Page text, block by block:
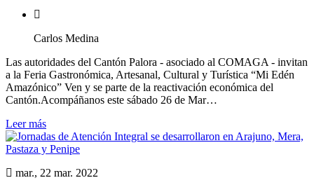
Carlos Medina
Las autoridades del Cantón Palora - asociado al COMAGA - invitan
a la Feria Gastronómica, Artesanal, Cultural y Turística “Mi Edén
Amazónico” Ven y se parte de la reactivación económica del
Cantón.Acompáñanos este sábado 26 de Mar…
Leer más
mar., 22 mar. 2022